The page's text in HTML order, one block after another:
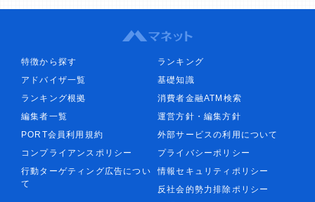
特徴から探す
ランキング
アドバイザ一覧
基礎知識
ランキング根拠
消費者金融ATM検索
編集者一覧
運営方針・編集方針
PORT会員利用規約
外部サービスの利用について
コンプライアンスポリシー
プライバシーポリシー
行動ターゲティング広告につい
て
情報セキュリティポリシー
反社会的勢力排除ポリシー